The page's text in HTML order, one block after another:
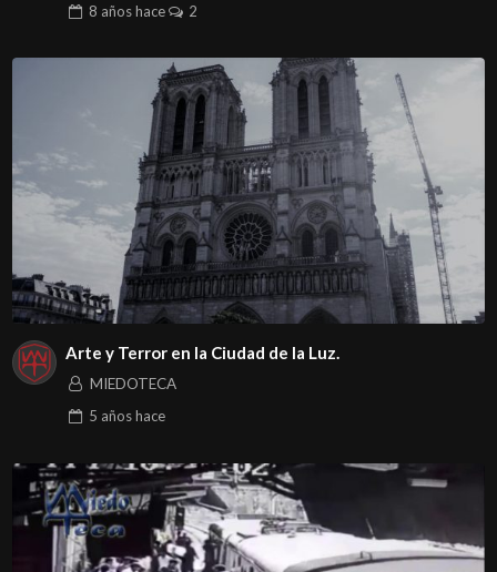
8 añoshace 2
Arte y Terror en la Ciudad de la Luz.
MIEDOTECA
5 añoshace